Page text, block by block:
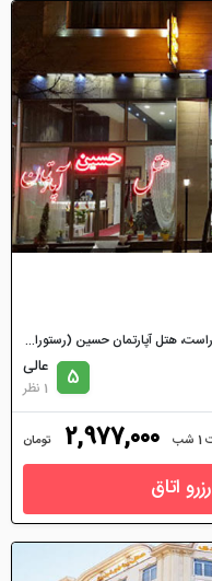
آدرس : چهار راه باغمیشه، به سمت عالی قاپو، سمت راست، هتل آپارتمان حسین (رستوران قازماخ)
5 عالی
1 نظر
2,977,000 تومان
اتاق